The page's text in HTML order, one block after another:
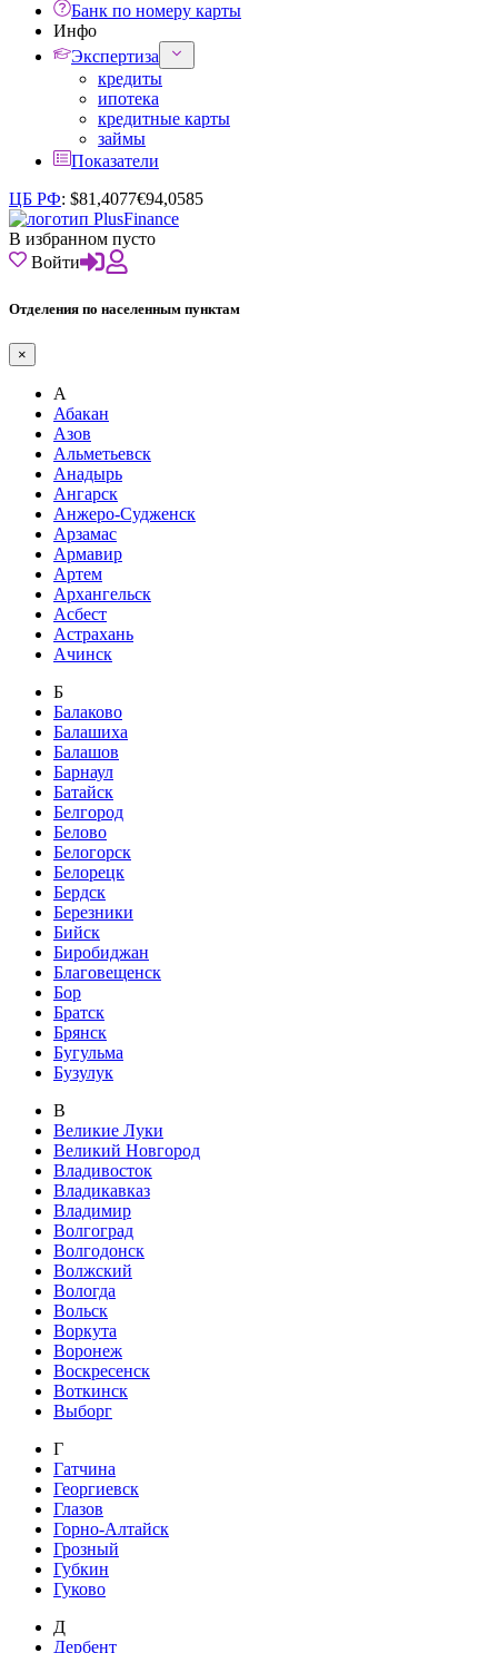
Банк по номеру карты
Инфо
Экспертиза
кредиты
ипотека
кредитные карты
займы
Показатели
ЦБ РФ: $81,4077€94,0585
В избранном пусто
Войти
Отделения по населенным пунктам
×
А
Абакан
Азов
Альметьевск
Анадырь
Ангарск
Анжеро-Судженск
Арзамас
Армавир
Артем
Архангельск
Асбест
Астрахань
Ачинск
Б
Балаково
Балашиха
Балашов
Барнаул
Батайск
Белгород
Белово
Белогорск
Белорецк
Бердск
Березники
Бийск
Биробиджан
Благовещенск
Бор
Братск
Брянск
Бугульма
Бузулук
В
Великие Луки
Великий Новгород
Владивосток
Владикавказ
Владимир
Волгоград
Волгодонск
Волжский
Вологда
Вольск
Воркута
Воронеж
Воскресенск
Воткинск
Выборг
Г
Гатчина
Георгиевск
Глазов
Горно-Алтайск
Грозный
Губкин
Гуково
Д
Дербент